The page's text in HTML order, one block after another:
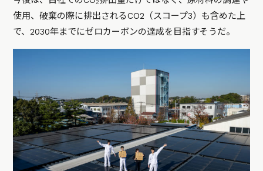
使用、破棄の際に排出されるCO2（スコープ3）も含めた上
で、2030年までにゼロカーボンの達成を目指すそうだ。